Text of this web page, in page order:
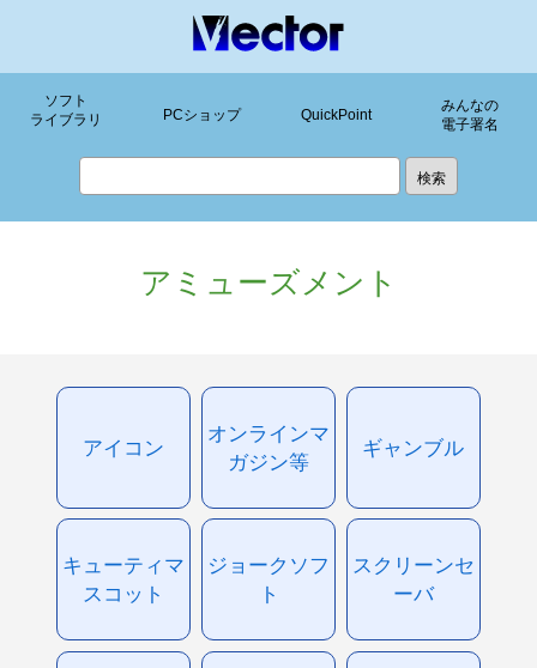
ソフト
ライブラリ
PCショップ QuickPoint
みんなの
電子署名
アミューズメント
アイコン
オンラインマ
ガジン等
ギャンブル
キューティマ
スコット
ジョークソフ
ト
スクリーンセ
ーバ